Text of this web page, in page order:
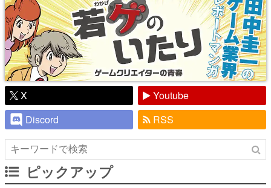
X
Youtube
Discord
RSS
ピックアップ